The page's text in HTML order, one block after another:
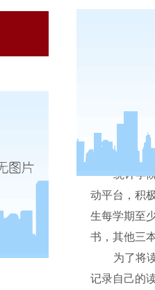
5 25 日
统计学
动平台，积
生每学期至
书，其他三
为了将
记录自己的